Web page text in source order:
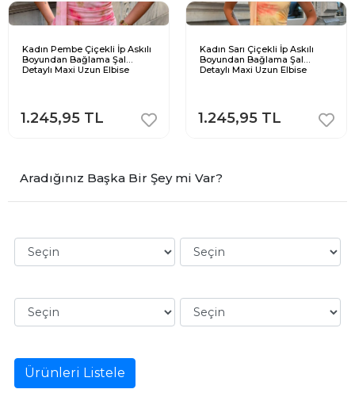
Kadın Pembe Çiçekli İp Askılı
Boyundan Bağlama Şal
Detaylı Maxi Uzun Elbise
1.245,95 TL
Kadın Sarı Çiçekli İp Askılı
Boyundan Bağlama Şal
Detaylı Maxi Uzun Elbise
1.245,95 TL
Aradığınız Başka Bir Şey mi Var?
Ürünleri Listele